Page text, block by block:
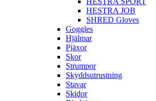
HESTRA JOB
SHRED Gloves
Goggles
Hjälmar
Pjäxor
Skor
Strumpor
Skyddsutrustning
Stavar
Skidor